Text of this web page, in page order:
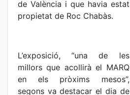
de València i que havia estat
propietat de Roc Chabàs.
L’exposició, “una de les
millors que acollirà el MARQ
en els pròxims mesos”,
segons va destacar el dia de